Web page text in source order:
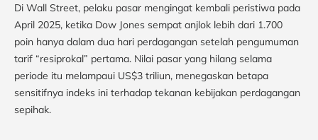
Di Wall Street, pelaku pasar mengingat kembali peristiwa pada
April 2025, ketika Dow Jones sempat anjlok lebih dari 1.700
poin hanya dalam dua hari perdagangan setelah pengumuman
tarif “resiprokal” pertama. Nilai pasar yang hilang selama
periode itu melampaui US$3 triliun, menegaskan betapa
sensitifnya indeks ini terhadap tekanan kebijakan perdagangan
sepihak.